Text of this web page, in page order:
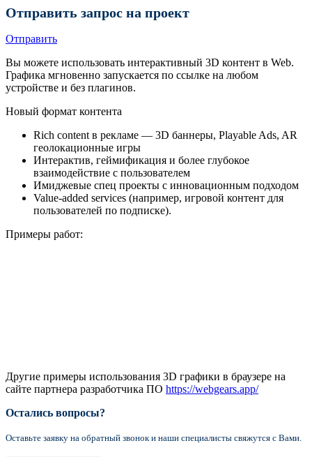
Отправить запрос на проект
Отправить
Вы можете использовать интерактивный 3D контент в Web.
Графика мгновенно запускается по ссылке на любом
устройстве и без плагинов.
Новый формат контента
Rich content в рекламе — 3D баннеры, Playable Ads, AR
геолокационные игры
Интерактив, геймификация и более глубокое
взаимодействие с пользователем
Имиджевые спец проекты с инновационным подходом
Value-added services (например, игровой контент для
пользователей по подписке).
Примеры работ:
Другие примеры использования 3D графики в браузере на
сайте партнера разработчика ПО https://webgears.app/
Остались вопросы?
Оставьте заявку на обратный звонок и наши специалисты свяжутся с Вами.